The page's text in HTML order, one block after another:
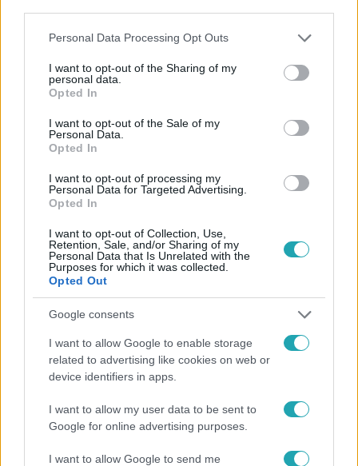
Please note that this website/app uses one or more Google
not limited to your visit or usage behaviour. You may click to
grant or deny consent to Google and its third-party tags to
use your data for below specified purposes in below Google
consent section.
Personal Data Processing Opt Outs
I want to opt-out of the Sharing of my
personal data.
Opted In
I want to opt-out of the Sale of my
Personal Data.
Opted In
I want to opt-out of processing my
Personal Data for Targeted Advertising.
Opted In
I want to opt-out of Collection, Use,
Retention, Sale, and/or Sharing of my
Personal Data that Is Unrelated with the
Purposes for which it was collected.
Opted Out
Google consents
I want to allow Google to enable storage
related to advertising like cookies on web or
device identifiers in apps.
I want to allow my user data to be sent to
Google for online advertising purposes.
I want to allow Google to send me
Kövess minket, és értesülj a friss hírekről a
Facebookon is!
Követem
HÍRADÓ #VIDEÓ #ADÁSRÉSZLETEK KULTÚRA
ÁTRIUM SZÍNHÁZ
MÁSSÁG
Népszerű